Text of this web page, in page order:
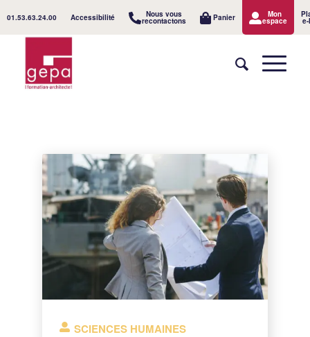
01.53.63.24.00 Accessibilité Nous vous
recontactons Panier Mon
espace
SCIENCES HUMAINES